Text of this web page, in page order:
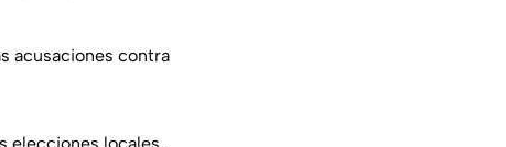
acusaciones contra